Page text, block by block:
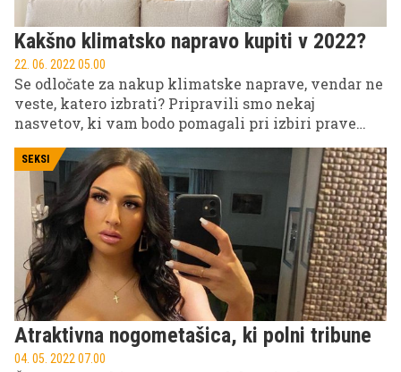
Kakšno klimatsko napravo kupiti v 2022?
22. 06. 2022 05.00
Se odločate za nakup klimatske naprave, vendar ne
veste, katero izbrati? Pripravili smo nekaj
nasvetov, ki vam bodo pomagali pri izbiri prave
SEKSI
Atraktivna nogometašica, ki polni tribune
04. 05. 2022 07.00